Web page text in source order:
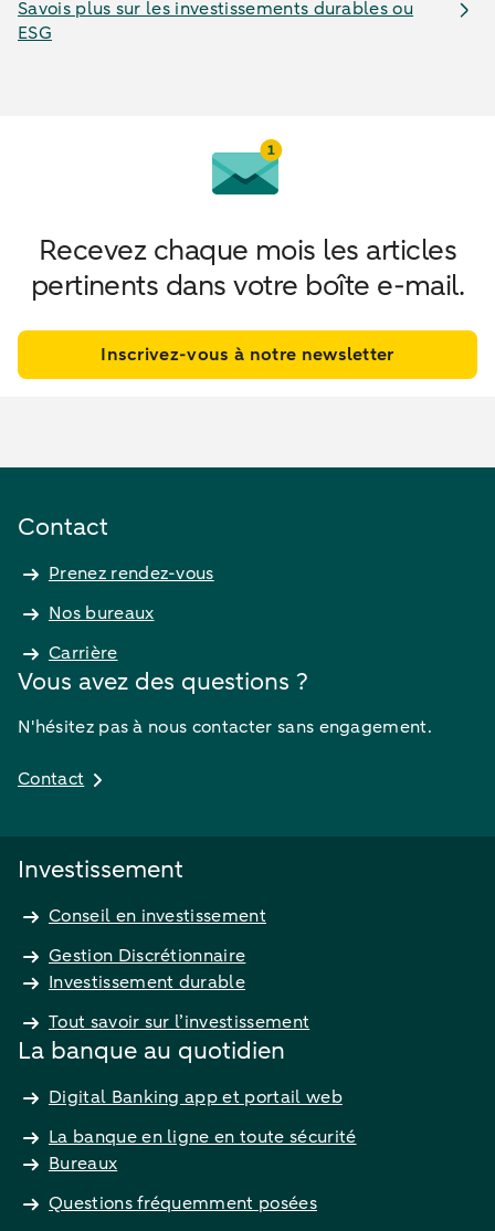
Savois plus sur les investissements durables ou
ESG
Recevez chaque mois les articles
pertinents dans votre boîte e-mail.
Inscrivez-vous à notre newsletter
Contact
Prenez rendez-vous
Nos bureaux
Carrière
Vous avez des questions ?
N'hésitez pas à nous contacter sans engagement.
Contact
Investissement
Conseil en investissement
Gestion Discrétionnaire
Investissement durable
Tout savoir sur l’investissement
La banque au quotidien
Digital Banking app et portail web
La banque en ligne en toute sécurité
Bureaux
Questions fréquemment posées